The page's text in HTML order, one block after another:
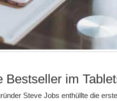
Bestseller im
Steve Jobs enthüllte die